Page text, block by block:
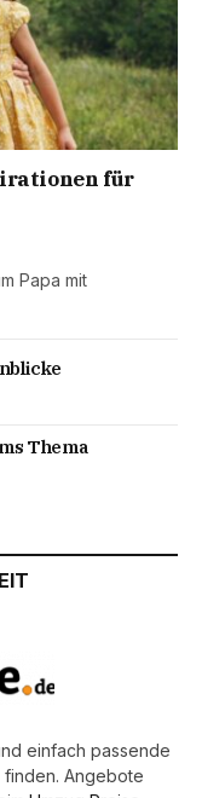
für
Papa mit
Thema
einfach passende
finden. Angebote